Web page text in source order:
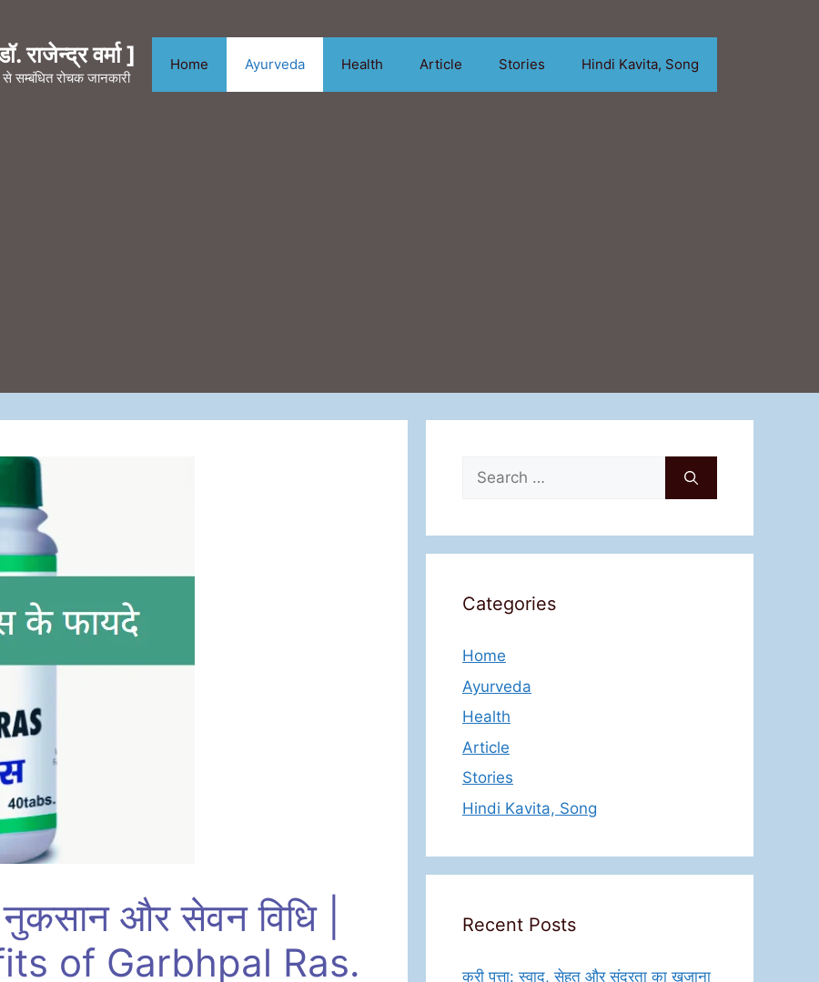
राजेन्द्र वर्मा ]
सम्बंधित रोचक जानकारी
Home Ayurveda Health Article Stories Hindi Kavita, Song
और सेवन विधि |
of Garbhpal Ras.
Search
for:
Categories
Home
Ayurveda
Health
Article
Stories
Hindi Kavita, Song
Recent Posts
करी पत्ता: स्वाद, सेहत और सुंदरता का खजाना